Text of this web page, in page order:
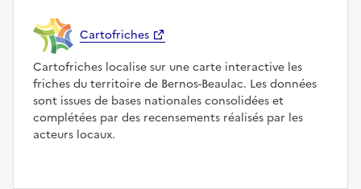
Cartofriches
Cartofriches localise sur une carte interactive les
friches du territoire de Bernos-Beaulac. Les données
sont issues de bases nationales consolidées et
complétées par des recensements réalisés par les
acteurs locaux.